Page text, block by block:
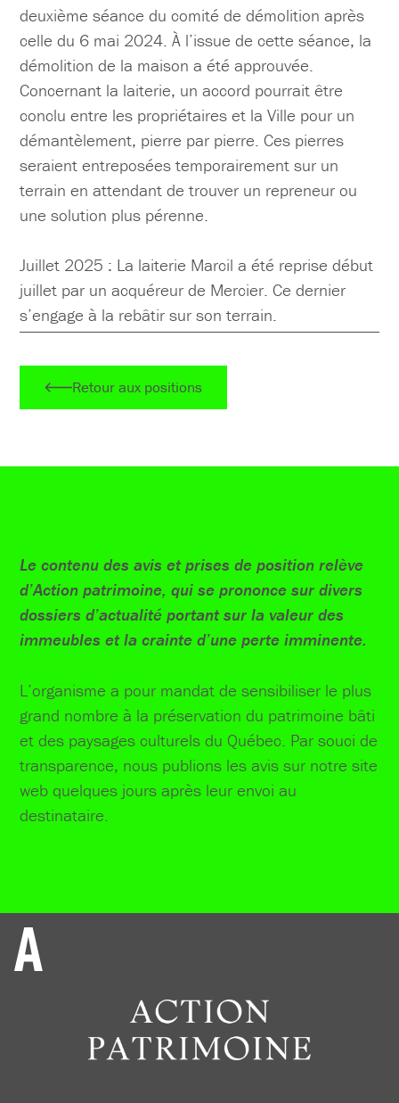
deuxième séance du comité de démolition après
celle du 6 mai 2024. À l’issue de cette séance, la
démolition de la maison a été approuvée.
Concernant la laiterie, un accord pourrait être
conclu entre les propriétaires et la Ville pour un
démantèlement, pierre par pierre. Ces pierres
seraient entreposées temporairement sur un
terrain en attendant de trouver un repreneur ou
une solution plus pérenne.
Juillet 2025 : La laiterie Marcil a été reprise début
juillet par un acquéreur de Mercier. Ce dernier
s’engage à la rebâtir sur son terrain.
Retour aux positions
Le contenu des avis et prises de position relève
d’Action patrimoine, qui se prononce sur divers
dossiers d’actualité portant sur la valeur des
immeubles et la crainte d’une perte imminente.
L’organisme a pour mandat de sensibiliser le plus
grand nombre à la préservation du patrimoine bâti
et des paysages culturels du Québec. Par souci de
transparence, nous publions les avis sur notre site
web quelques jours après leur envoi au
destinataire.